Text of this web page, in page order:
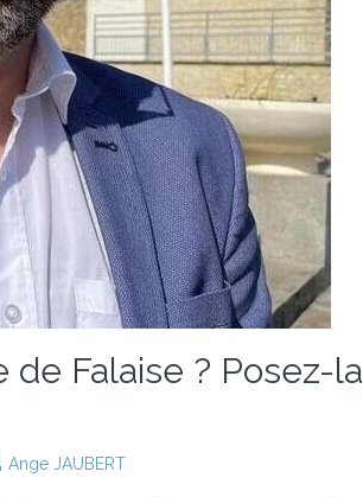
de Falaise ? Posez-la
Ange JAUBERT